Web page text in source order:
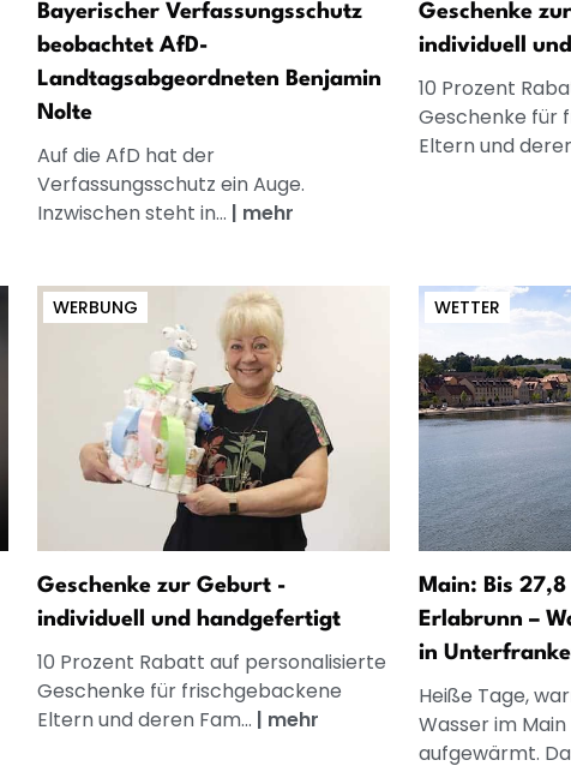
Bayerischer Verfassungsschutz
beobachtet AfD-
Landtagsabgeordneten Benjamin
Nolte
Auf die AfD hat der
Verfassungsschutz ein Auge.
Inzwischen steht in... | mehr
Geschenke
individuell
10 Prozent
Geschenke für
Eltern und
WERBUNG
Geschenke zur Geburt -
individuell und handgefertigt
10 Prozent Rabatt auf personalisierte
Geschenke für frischgebackene
Eltern und deren Fam... | mehr
WETTER
Main: Bis
Erlabrunn –
in
Heiße Tage,
Wasser im
aufgewärmt.